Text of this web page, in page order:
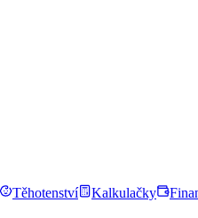
Těhotenství Kalkulačky